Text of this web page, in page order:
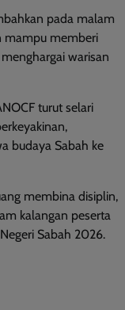
pada malam
mampu memberi
warisan
turut selari
budaya Sabah ke
membina disiplin,
kalangan peserta
Sabah 2026.